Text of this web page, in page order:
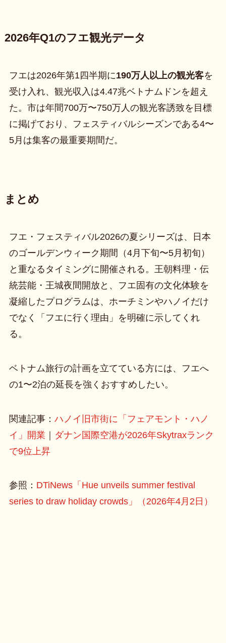
2026年Q1のフエ観光データ
フエは2026年第1四半期に190万人以上の観光客を
受け入れ、観光収入は4.47兆ベトナムドンを超え
た。市は年間700万〜750万人の観光客誘致を目標
に掲げており、フェスティバルシーズンである4〜
5月は集客の最重要期間だ。
まとめ
フエ・フェスティバル2026の夏シリーズは、日本
のゴールデンウィーク期間（4月下旬〜5月初旬）
と重なるタイミングに開催される。王朝料理・伝
統芸能・王城夜間開放と、フエ固有の文化体験を
凝縮したプログラムは、ホーチミンやハノイだけ
でなく「フエに行く理由」を明確に示してくれ
る。
ベトナム旅行の計画を立てている方には、フエへ
の1〜2泊の延長を強くおすすめしたい。
関連記事： ハノイ旧市街に「フェアモント・ハノ
イ」開業 ｜ ダナン国際空港が2026年Skytraxランク
で9位上昇
参照： DTiNews「Hue unveils summer festival
series to draw holiday crowds」（2026年4月2日）